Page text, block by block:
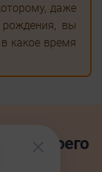
даже
рождения, вы
какое время
своего